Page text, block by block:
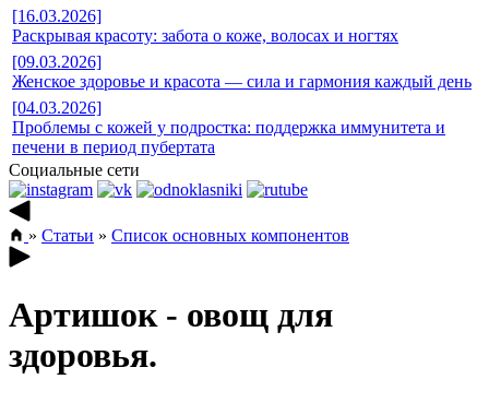
[16.03.2026]
Раскрывая красоту: забота о коже, волосах и ногтях
[09.03.2026]
Женское здоровье и красота — сила и гармония каждый день
[04.03.2026]
Проблемы с кожей у подростка: поддержка иммунитета и
печени в период пубертата
Социальные сети
» Статьи » Список основных компонентов
Артишок - овощ для
здоровья.